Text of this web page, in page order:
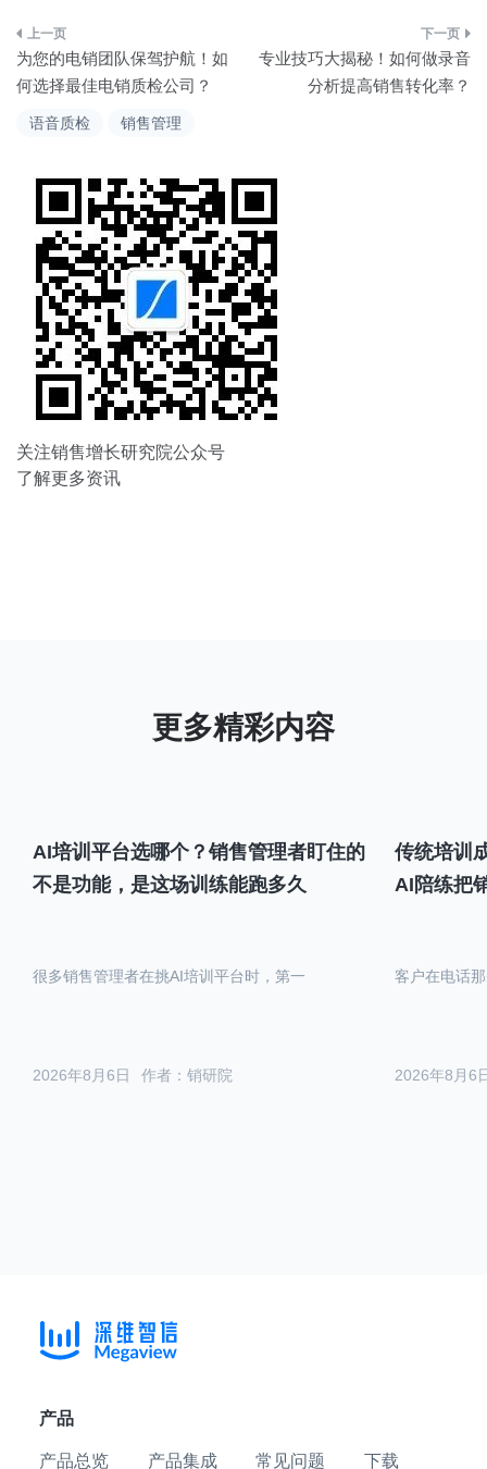
语音质检 销售管理
文
章
导
航
为您的电销团队保驾护航！如
何选择最佳电销质检公司？
专业技巧大揭秘！如何做录音
分析提高销售转化率？
关注销售增长研究院公众号
了解更多资讯
AI培训平台选哪个？销售管理者盯住的
不是功能，是这场训练能跑多久
作者：销研院
2026年8月6日
很多销售管理者在挑AI培训平台时，第一
传统培训
AI陪练把
2026年8月6
客户在电话
产品
产品总览 产品集成 常见问题 下载